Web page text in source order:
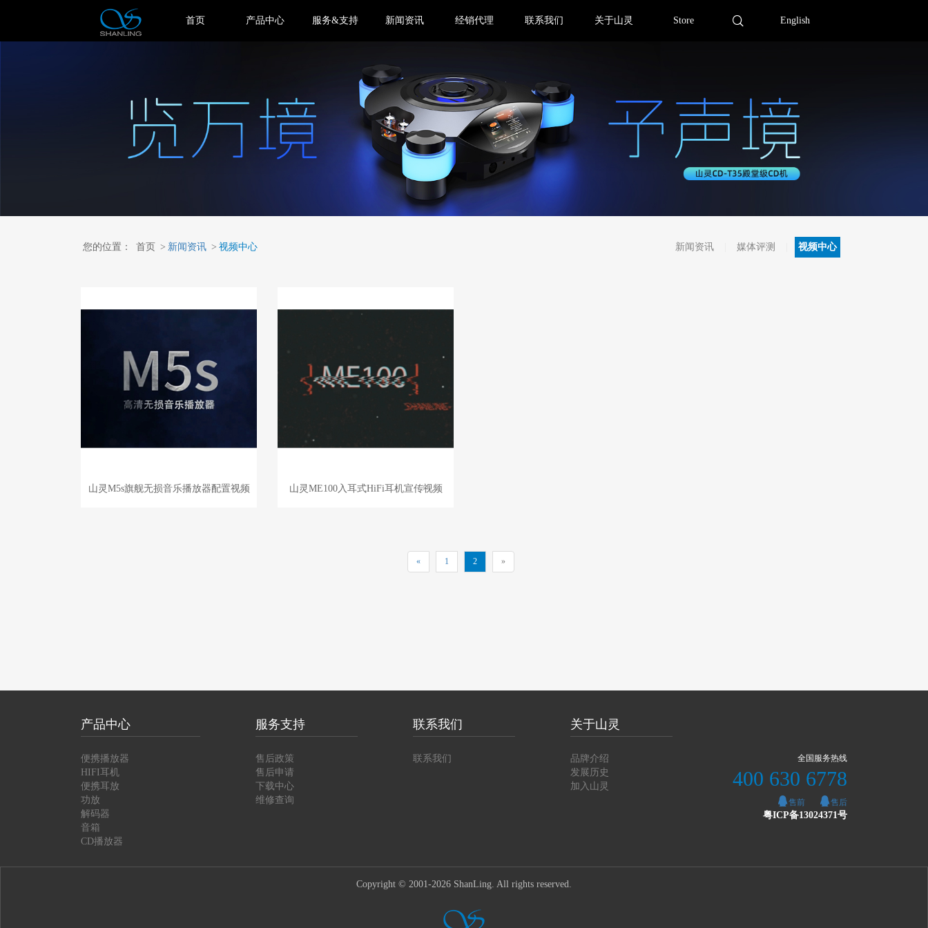
首页 产品中心 服务&支持 新闻资讯 经销代理 联系我们 关于山灵 Store English
您的位置： 首页 > 新闻资讯 > 视频中心 新闻资讯 媒体评测 视频中心
山灵M5s旗舰无损音乐播放器配置视频 山灵ME100入耳式HiFi耳机宣传视频
« 1 2 »
产品中心
便携播放器
HIFI耳机
便携耳放
功放
解码器
音箱
CD播放器
服务支持
售后政策
售后申请
下载中心
维修查询
联系我们
联系我们
关于山灵
品牌介绍
发展历史
加入山灵
全国服务热线
400 630 6778
售前 售后
粤ICP备13024371号
Copyright © 2001-2026 ShanLing. All rights reserved.